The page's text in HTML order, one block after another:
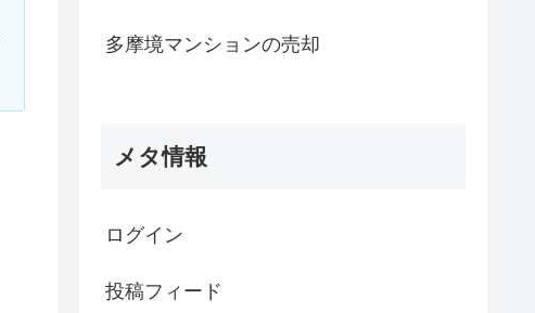
多摩境マンションの売却
メタ情報
ログイン
投稿フィード